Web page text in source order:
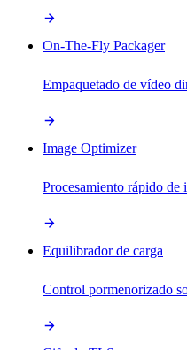
On-The-Fly Packager
Empaquetado de vídeo
Image Optimizer
Procesamiento rápido de
Equilibrador de carga
Control pormenorizado